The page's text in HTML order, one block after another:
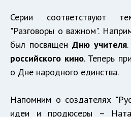
Серии соответствуют
"Разговоры о важном".
был посвящен Дню учителя
российского кино. Теперь
о Дне народного единства.
Напомним о создателях
идеи и продюсеры –